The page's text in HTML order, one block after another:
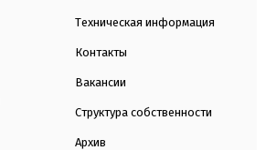
Техническая информация
Контакты
Вакансии
Структура собственности
Архив